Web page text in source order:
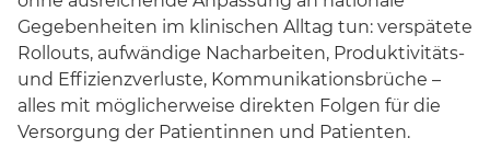
Gegebenheiten im klinischen Alltag tun: verspätete
Rollouts, aufwändige Nacharbeiten, Produktivitäts-
und Effizienzverluste, Kommunikationsbrüche –
alles mit möglicherweise direkten Folgen für die
Versorgung der Patientinnen und Patienten.